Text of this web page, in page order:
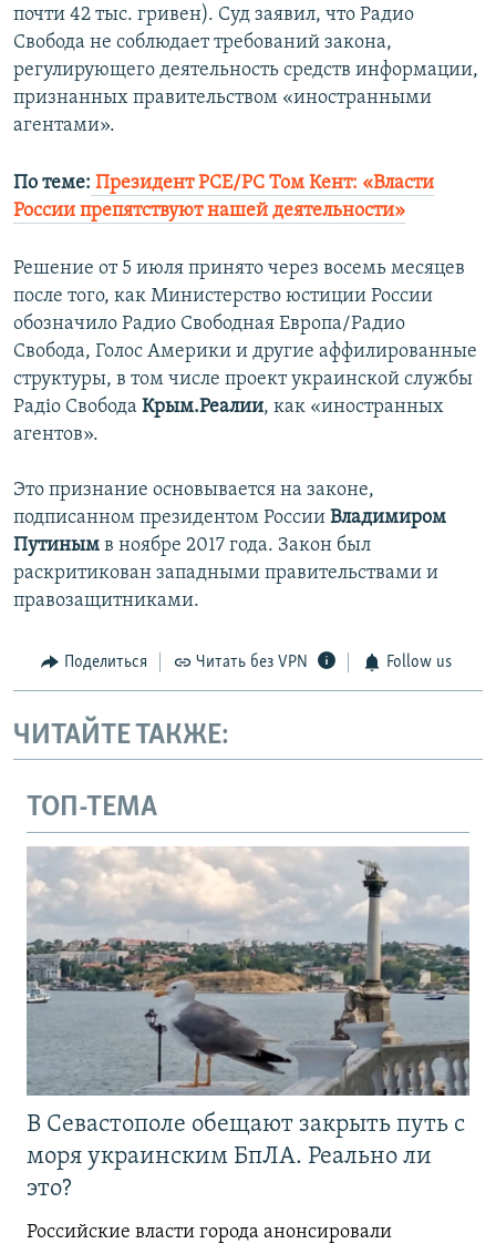
почти 42 тыс. гривен). Суд заявил, что Радио
Свобода не соблюдает требований закона,
регулирующего деятельность средств информации,
признанных правительством «иностранными
агентами».
По теме: Президент РСЕ/РС Том Кент: «Власти
России препятствуют нашей деятельности»
Решение от 5 июля принято через восемь месяцев
после того, как Министерство юстиции России
обозначило Радио Свободная Европа/Радио
Свобода, Голос Америки и другие аффилированные
структуры, в том числе проект украинской службы
Радіо Свобода Крым.Реалии, как «иностранных
агентов».
Это признание основывается на законе,
подписанном президентом России Владимиром
Путиным в ноябре 2017 года. Закон был
раскритикован западными правительствами и
правозащитниками.
Поделиться Читать без VPN Follow us
ЧИТАЙТЕ ТАКЖЕ:
ТОП-ТЕМА
В Севастополе обещают закрыть путь с
моря украинским БпЛА. Реально ли
это?
Российские власти города анонсировали